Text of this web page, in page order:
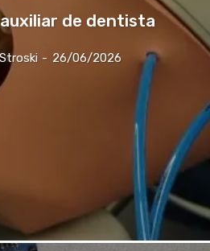
de dentista
- 26/06/2026